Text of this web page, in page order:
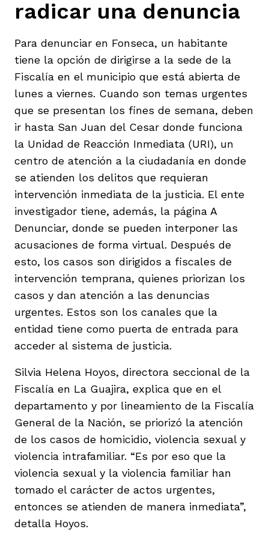
radicar una denuncia
Para denunciar en Fonseca, un habitante
tiene la opción de dirigirse a la sede de la
Fiscalía en el municipio que está abierta de
lunes a viernes. Cuando son temas urgentes
que se presentan los fines de semana, deben
ir hasta San Juan del Cesar donde funciona
la Unidad de Reacción Inmediata (URI), un
centro de atención a la ciudadanía en donde
se atienden los delitos que requieran
intervención inmediata de la justicia. El ente
investigador tiene, además, la página A
Denunciar, donde se pueden interponer las
acusaciones de forma virtual. Después de
esto, los casos son dirigidos a fiscales de
intervención temprana, quienes priorizan los
casos y dan atención a las denuncias
urgentes. Estos son los canales que la
entidad tiene como puerta de entrada para
acceder al sistema de justicia.
Silvia Helena Hoyos, directora seccional de la
Fiscalía en La Guajira, explica que en el
departamento y por lineamiento de la Fiscalía
General de la Nación, se priorizó la atención
de los casos de homicidio, violencia sexual y
violencia intrafamiliar. “Es por eso que la
violencia sexual y la violencia familiar han
tomado el carácter de actos urgentes,
entonces se atienden de manera inmediata”,
detalla Hoyos.